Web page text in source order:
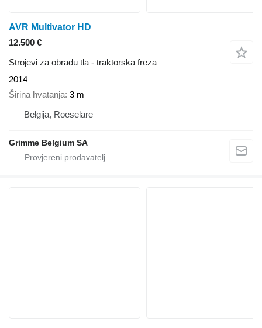
AVR Multivator HD
12.500 €
Strojevi za obradu tla - traktorska freza
2014
Širina hvatanja 3 m
Belgija, Roeselare
Grimme Belgium SA